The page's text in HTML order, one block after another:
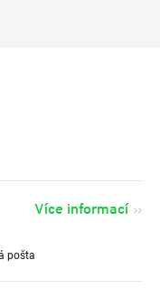
Více informací